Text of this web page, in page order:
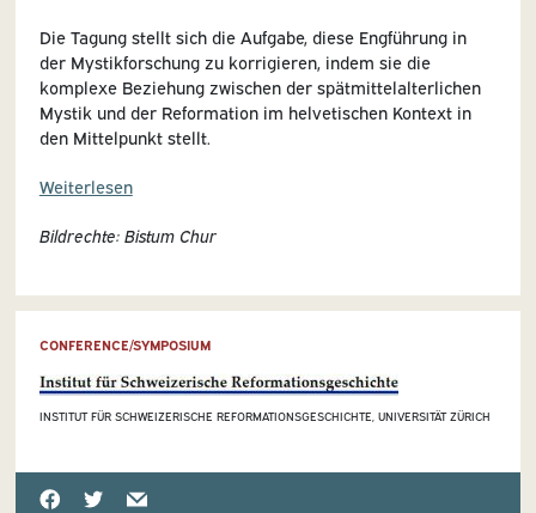
Die Tagung stellt sich die Aufgabe, diese Engführung in
der Mystikforschung zu korrigieren, indem sie die
komplexe Beziehung zwischen der spätmittelalterlichen
Mystik und der Reformation im helvetischen Kontext in
den Mittelpunkt stellt.
Weiterlesen
Bildrechte: Bistum Chur
CONFERENCE/SYMPOSIUM
INSTITUT FÜR SCHWEIZERISCHE REFORMATIONSGESCHICHTE, UNIVERSITÄT ZÜRICH